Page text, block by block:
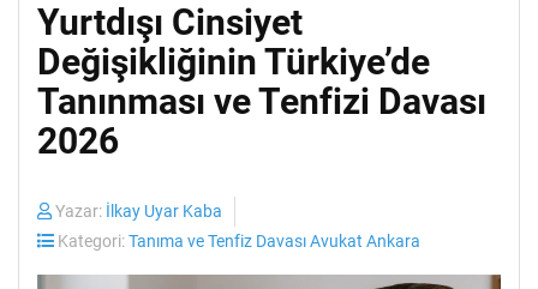
Yurtdışı Cinsiyet
Değişikliğinin Türkiye’de
Tanınması ve Tenfizi Davası
2026
Yazar: İlkay Uyar Kaba
Kategori:Tanıma ve Tenfiz Davası Avukat Ankara